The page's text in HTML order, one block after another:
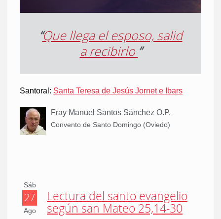
“Que llega el esposo, salid
a recibirlo ”
Santoral: Santa Teresa de Jesús Jornet e Ibars
Fray Manuel Santos Sánchez O.P.
Convento de Santo Domingo (Oviedo)
Sáb
27
Ago
Lectura del santo evangelio
según san Mateo 25,14-30